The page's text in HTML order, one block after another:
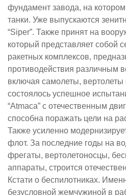
фундамент завода, на котором
танки. Уже выпускаются
“Siper”. Также принят на
который представляет собой
ракетных комплексов,
противодействия различным
включая самолеты,
состоялось успешное
“Atmaca” с отечественным
способна поражать цели на
Также усиленно
флот. За последние годы на
фрегаты, вертолетоносцы,
аппараты, строится
Кстати о беспилотниках.
безусловной жемчужиной в